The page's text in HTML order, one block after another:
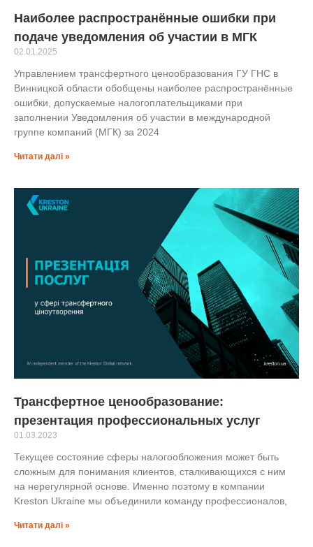
Наиболее распространённые ошибки при
подаче yведомления об участии в МГК
02.01.2025
Управлением трансфертного ценообразования ГУ ГНС в
Винницкой области обобщены наиболее распространённые
ошибки, допускаемые налогоплательщиками при
заполнении Уведомления об участии в международной
группе компаний (МГК) за 2024
Читати далі »
Трансфертное ценообразование:
презентация профессиональных услуг
01.03.2023
Текущее состояние сферы налогообложения может быть
сложным для понимания клиентов, сталкивающихся с ним
на нерегулярной основе. Именно поэтому в компании
Kreston Ukraine мы объединили команду профессионалов,
Читати далі »